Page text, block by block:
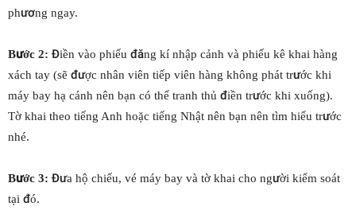
phương ngay.
Bước 2: Điền vào phiếu đăng kí nhập cảnh và phiếu kê khai hàng
xách tay (sẽ được nhân viên tiếp viên hàng không phát trước khi
máy bay hạ cánh nên bạn có thể tranh thủ điền trước khi xuống).
Tờ khai theo tiếng Anh hoặc tiếng Nhật nên bạn nên tìm hiểu trước
nhé.
Bước 3: Đưa hộ chiếu, vé máy bay và tờ khai cho người kiểm soát
tại đó.